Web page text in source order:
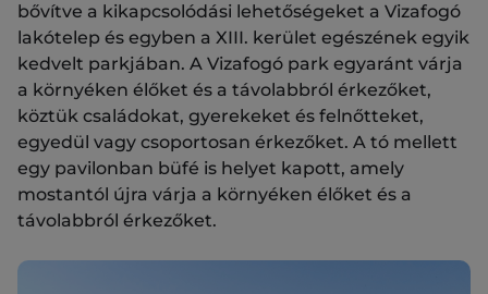
bővítve a kikapcsolódási lehetőségeket a Vizafogó
lakótelep és egyben a XIII. kerület egészének egyik
kedvelt parkjában. A Vizafogó park egyaránt várja
a környéken élőket és a távolabbról érkezőket,
köztük családokat, gyerekeket és felnőtteket,
egyedül vagy csoportosan érkezőket. A tó mellett
egy pavilonban büfé is helyet kapott, amely
mostantól újra várja a környéken élőket és a
távolabbról érkezőket.